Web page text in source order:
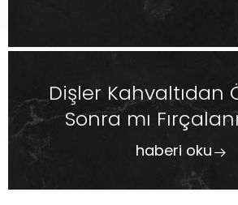
Dişler Kahvaltıdan
Sonra mı
haberi oku